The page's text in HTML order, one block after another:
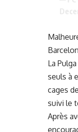
La
seuls à
cages
suivi le
Après